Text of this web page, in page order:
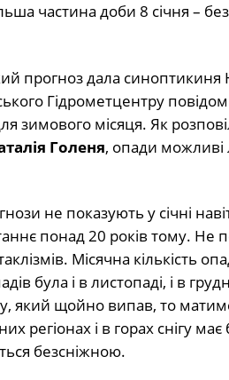
частина доби 8 січня –
прогноз дала
Гідрометцентру
зимового місяця. Як
Голеня, опади можливі
не показують у січні
понад 20 років тому. Не
Місячна кількість
була і в листопаді, і в
який щойно випав, то
регіонах і в горах снігу
безсніжною.